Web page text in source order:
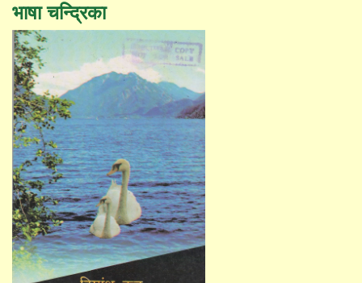
भाषा चन्द्रिका